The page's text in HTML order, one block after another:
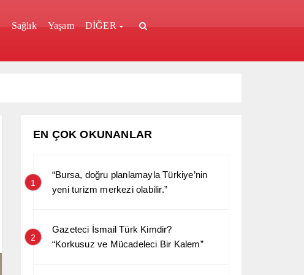
Sağlık Yaşam DİĞER
EN ÇOK OKUNANLAR
1
“Bursa, doğru planlamayla Türkiye’nin
yeni turizm merkezi olabilir.”
2
Gazeteci İsmail Türk Kimdir?
“Korkusuz ve Mücadeleci Bir Kalem”